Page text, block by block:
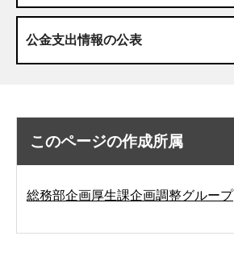
公金支出情報の公表
このページの作成所属
総務部企画厚生課企画調整グループ